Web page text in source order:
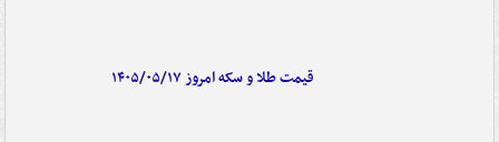
قیمت طلا و سکه امروز ۱۴۰۵/۰۵/۱۷